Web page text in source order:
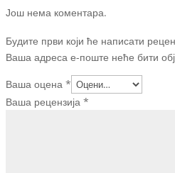
Још нема коментара.
Будите први који ће написати
Ваша адреса е-поште неће бити
Ваша оцена*
Ваша рецензија*